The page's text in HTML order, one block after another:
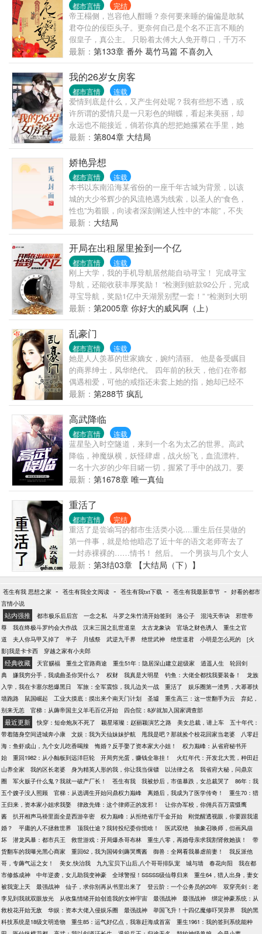
都市言情 完结
帝王榻侧，岂容他人酣睡？奈何要来睡的偏偏是敢弑
君夺位的佞臣头子。更奈何自己是个名不正言不顺的
假皇子，真公主。 只盼着太傅大人免开尊口，千万不
要三五不时提起：“今儿是良辰吉日，皇帝您该驾崩
了。”她这个冒牌的皇帝宁可舍弃皇位浪迹天涯，过那
逍遥的日子。 什么？龙椅他要坐，龙床他要睡，龙椅
上的人他也不放过！ 主虽然阴狠，但是疼老婆~~
最新： 第133章 番外 葛竹马篇 不喜勿入
我的26岁女房客
都市言情 连载
爱情到底是什么，又产生何处呢？我有些想不透，或
许所谓的爱情只是一只彩色的蝴蝶，看起来美丽，却
永远也不能接近，倘若你真的想把她攥紧在手里，她
便会挣扎，然后在挣扎中摩擦掉了所有的色彩，从此
苍白。我好似有点明白，为什么我会如此的小心翼翼
了，因为害怕触及不到她的灵魂，却擦掉了那层美丽
的色彩！
最新： 第804章 大结局
娇艳异想
都市言情 连载
本书以东南沿海某省份的一座千年古城为背景，以该
城的大少爷辉少的风流艳遇为线索，以圣人的“食色，
性也”为着眼，向读者深刻阐述人性中的“本能”，不失
为折射现代都市人生活习俗和心理感受的心力之作。
最新： 大结局
开局在出租屋里捡到一个亿
都市言情 连载
刚上大学，我的手机导航居然能自动寻宝！ 完成寻宝
导航，还能收获丰厚奖励！ “检测到赃款92公斤，完成
寻宝导航，奖励1亿中天湖景别墅一套！” “检测到大明
星夏秋即将遇险，完成机缘导航，奖励现金1个亿！”
“检测到10斤*头金一块，完成寻宝导航，奖励价值6亿
的远方文创置60%股份！” “……” 看着手机导航不断自
动寻宝，以及完成寻宝导航之后的丰富奖励，叶枫表
示： “从今天起，四大比王的那四句名言，将从我的口
中说出！
最新： 第2005章 你好大的威风啊（上）
乱豪门
都市言情 连载
她是人人羡慕的世家嫡女，婉约清丽。 他是备受瞩目
的商界绅士，风华绝代。 四年前的秋天，他们在帝都
偶遇相爱，可他的戒指还未套上她的指，她却已经不
告而别…… 四年后的某夜，再见时，她已变得如罂粟
般妖冶…… 帝都的天，因她而变！！！
最新： 第288节 疯乱
高武降临
都市言情 连载
蓝星坠入时空隧道，来到一个名为太乙的世界。高武
降临，神魔纵横，妖怪肆虐，战火纷飞，血流漂杵。
一名十六岁的少年目睹一切，握紧了手中的战刀。要
以手中之刀，为家人，为炎黄，杀出一片新天地！
最新： 第1678章 唯一真仙
重活了
都市言情 完结
重活了是尝谕写的都市生活类小说....重生后任昊做的
第一件事，就是给他暗恋了近十年的语文老师寄去了
一封赤裸裸的……情书！ 然后。 一个男孩与几个女人
没羞没臊的生活，华丽地开始了。 …… 书友群：
【36434839】 书友群：【77582007】 书友群:
【7313123】 …… …… 新书【重生之玩物人生】已经
了……
最新： 第3结03章 【大结局（下）】
苍生有我 思想之家 - 苍生有我全文阅读 - 苍生有我txt下载 - 苍生有我最新章节 - 好看的都市
言情小说
站内强推 都市极乐后后宫 一念之私 斗罗之朱竹清开始签到 洛公子 混沌天帝诀
邪世帝
尊
我在终极斗罗约会大作战 汉末三国之乱世道皇 太古龙象诀 官场之财色诱人
重生之官
道
夫人你马甲又掉了 半子 月绒祭 武逆九千界 绝世武神 绝世道君 小明是怎么死的
[火
影]我是卡卡西
穿越之家有小夫郎
经典收藏 天官赐福 重生之官路商途 重生51年：隐居深山建立超级家 逍遥人生
轮回剑
典
嫌我穷分手，我成曲圣你哭什么？ 权财 我真是大明星 钓鱼：大佬全都找我要装备！
龙族
入学，我在卡塞尔怒爆黑日
军旅：全军震惊，我儿边关一战 重活了
娱乐圈第一渣男，大幂幂扶
墙跑路
鼠国崛起 工业大摸底：摸出来个南天门计划 圣墟 重生高三：这一世翻手为云
弃妃，
别来无恙
官梯：从薅帝国主义羊毛百亿开始 四合院：8岁就加入国家调查部
最近更新 快穿：短命炮灰不死了 颖星璀璨：赵丽颖演艺之路 美女总裁，请上车
五十年代：
带着随身空间进城奔小康
文娱：我为天仙妹妹护航 甩我是吧？那就捡个校花回家当老婆
八零赶
海：鱼虾成山，九个女儿吃香喝辣
悔婚？反手娶了资本家大小姐！
权力巅峰：从省府秘书开
始
重回1982：从小舢板到远洋巨轮 开局穷光蛋，赚钱全靠挂！
火红年代：开发北大荒，种田赶
山养全家
我的区长老婆 身为精英人形的我，你让我当保镖 以法律之名
我省府大秘，问鼎京
圈
军火贩子什么鬼？我就一破产厂长！ 苍生有我 我被炒后，市值暴跌，女总裁哭了
86年：我
五个嫂子没人照顾
官梯：从选调生开始问鼎权力巅峰 离婚后，我成为了医学传奇！
重生70：猎
王归来，资本家小姐求我娶
律政先锋：这个律师正的发邪！
让你办军校，你佣兵百万震慑鹰
酱
扒开相声马褂里面全是西游辛密 权力巅峰：从拒绝省厅千金开始
刚觉醒透视眼，你要跟我退
婚？
平庸的人不拯救世界 顶我仕途？我转投纪委你慌啥！ 医武双绝
抽象召唤师，但画风崩
坏
潜龙风暴：都市兵王 救世游戏：开局爆杀哥布林 重生八零，再婚母亲求我割肾救她孩！
带
货翻车的我曝光黑心商家
重回62，我为国铸剑薅哭鹰酱 御兽：全网看我暴虐前妻！
我反派他
哥，专薅气运之女！
美女,快治我 九九宝贝下山后,八个哥哥排队宠 城与墙 春花向阳
我在都
市修炼成神
中年逆袭，女儿助我变神豪 全球警报！SSSSS级仙尊归来
重生64，猎人出身，妻女
被我宠上天
最强战神 仙子，求你别再从书里出来了 登云阶：一个公务员的20年
双穿亮剑：老
李见到我就双眼放光
从收集情绪开始创造我的女神宇宙 最强战神 最强战神
绑定神豪系统：从
救校花开始无敌
华娱：资本大佬入侵娱乐圈 最强战神 举国飞升！十四亿魔修吓哭异界
我的黑
科技系统是18级文明造物
重生85：运气好亿点，我靠赶海成首富
重生1961：我的签到系统能种